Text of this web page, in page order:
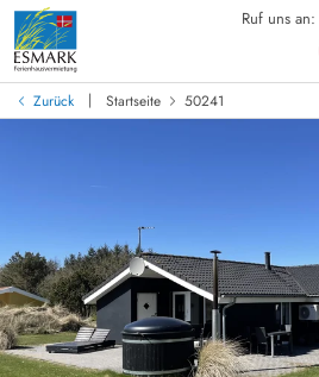
Ruf uns an:
Zurück | Startseite 50241